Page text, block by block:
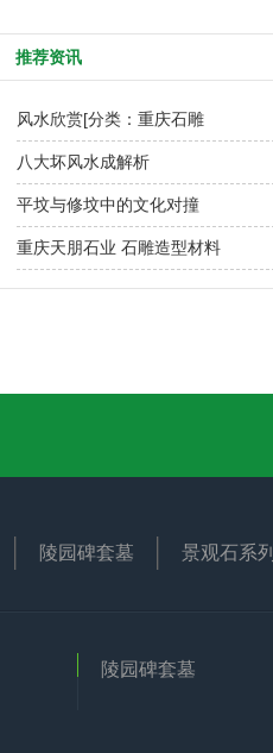
推荐资讯
风水欣赏[分类：重庆石雕
八大坏风水成解析
平坟与修坟中的文化对撞
重庆天朋石业 石雕造型材料
陵园碑套墓 景观石系列
陵园碑套墓